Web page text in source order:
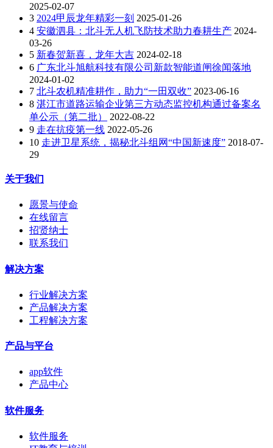
2025-02-07
3 2024甲辰龙年精彩一刻 2025-01-26
4 安徽泗县：北斗无人机飞防技术助力春耕生产 2024-
03-26
5 新春贺新喜，龙年大吉 2024-02-18
6 广东北斗旭航科技有限公司新款智能道闸徐闻落地
2024-01-02
7 北斗农机精准耕作，助力“一田双收” 2023-06-16
8 湛江市道路运输企业第三方动态监控机构通过备案名
单公示（第二批）
2022-08-22
9 走在抗疫第一线 2022-05-26
10 走进卫星系统，揭秘北斗组网“中国新速度” 2018-07-
29
关于我们
愿景与使命
在线留言
招贤纳士
联系我们
解决方案
行业解决方案
产品解决方案
工程解决方案
产品与平台
app软件
产品中心
软件服务
软件服务